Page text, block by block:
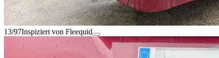
13/97Inspiziert von Fleequid